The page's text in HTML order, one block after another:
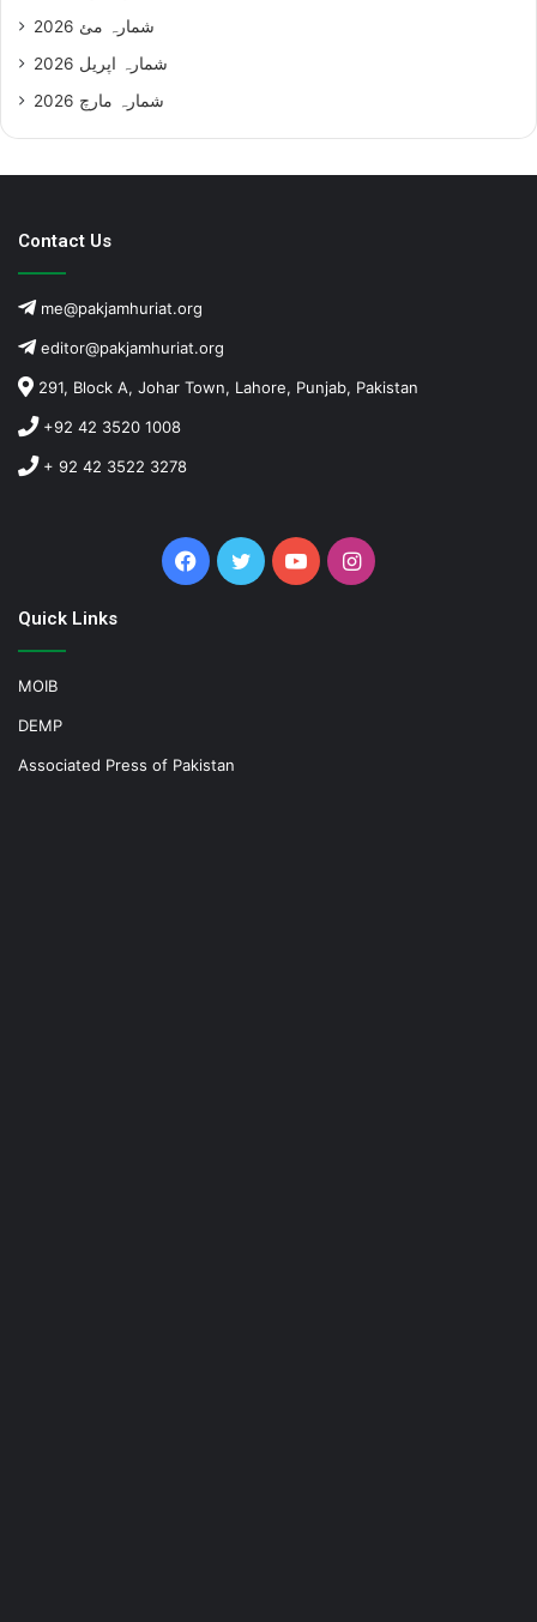
شمارہ مئ 2026
شمارہ اپریل 2026
شمارہ مارچ 2026
Contact Us
me@pakjamhuriat.org
editor@pakjamhuriat.org
291, Block A, Johar Town, Lahore, Punjab, Pakistan
+92 42 3520 1008
+ 92 42 3522 3278
Facebook
TwitterYouTubeInstagram
Quick Links
MOIB
DEMP
Associated Press of Pakistan